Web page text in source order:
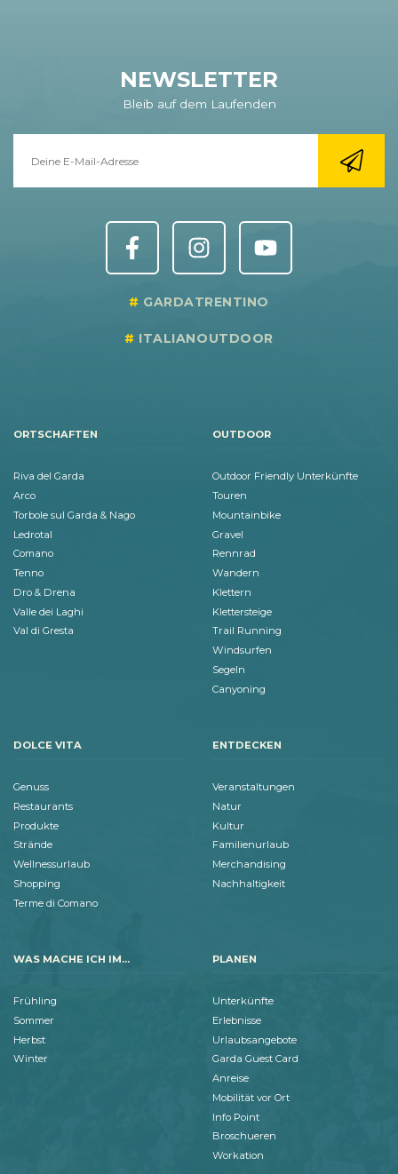
NEWSLETTER
Bleib auf dem Laufenden
GARDATRENTINO
ITALIANOUTDOOR
ORTSCHAFTEN
Riva del Garda
Arco
Torbole sul Garda & Nago
Ledrotal
Comano
Tenno
Dro & Drena
Valle dei Laghi
Val di Gresta
OUTDOOR
Outdoor Friendly Unterkünfte
Touren
Mountainbike
Gravel
Rennrad
Wandern
Klettern
Klettersteige
Trail Running
Windsurfen
Segeln
Canyoning
DOLCE VITA
Genuss
Restaurants
Produkte
Strände
Wellnessurlaub
Shopping
Terme di Comano
ENTDECKEN
Veranstaltungen
Natur
Kultur
Familienurlaub
Merchandising
Nachhaltigkeit
WAS MACHE ICH IM...
Frühling
Sommer
Herbst
Winter
PLANEN
Unterkünfte
Erlebnisse
Urlaubsangebote
Garda Guest Card
Anreise
Mobilität vor Ort
Info Point
Broschueren
Workation